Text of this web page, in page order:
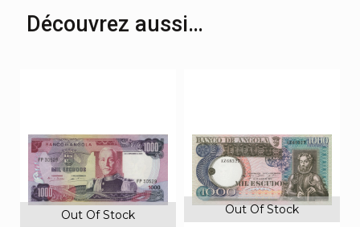
Découvrez aussi…
Out Of Stock Out Of Stock